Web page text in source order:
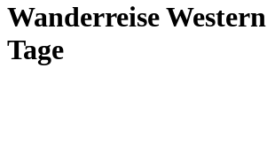
Wanderreise
Tage